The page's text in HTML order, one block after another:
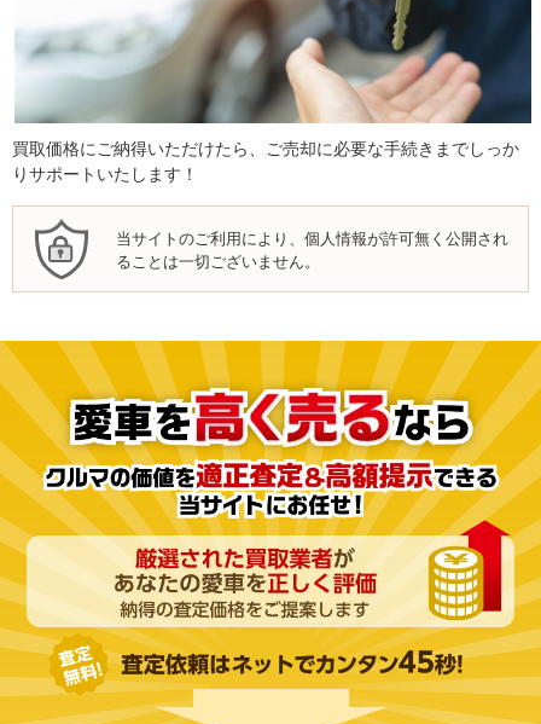
買取価格にご納得いただけたら、ご売却に必要な手続きまでしっか
りサポートいたします！
当サイトのご利用により、個人情報が許可無く公開され
ることは一切ございません。